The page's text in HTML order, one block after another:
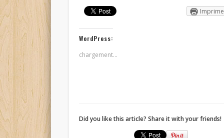
WordPress:
chargement…
Did you like this article? Share it with your friends!